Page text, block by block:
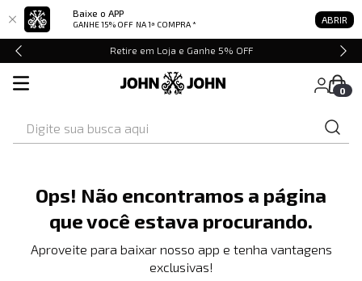
Baixe o APP
GANHE 15% OFF NA 1ª COMPRA * ABRIR
Retire em Loja e Ganhe 5% OFF
0
Ops! Não encontramos a página
que você estava procurando.
Aproveite para baixar nosso app e tenha vantagens
exclusivas!